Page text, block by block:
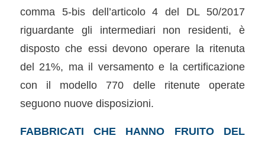
comma 5-bis dell’articolo 4 del DL 50/2017
riguardante gli intermediari non residenti, è
disposto che essi devono operare la ritenuta
del 21%, ma il versamento e la certificazione
con il modello 770 delle ritenute operate
seguono nuove disposizioni.
FABBRICATI CHE HANNO FRUITO DEL